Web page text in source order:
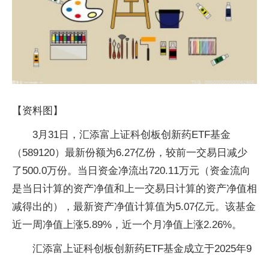
【资料图】
3月31日，汇添富上证科创板创新药ETF基金
（589120）最新份额为6.27亿份，较前一交易日减少
了500.0万份。当日资金净流出720.11万元（资金流向
是当日计算的资产净值和上一交易日计算的资产净值相
减得出的），最新资产净值计算值为5.07亿元。该基金
近一周净值上涨5.89%，近一个月净值上涨2.26%。
汇添富上证科创板创新药ETF基金成立于2025年9